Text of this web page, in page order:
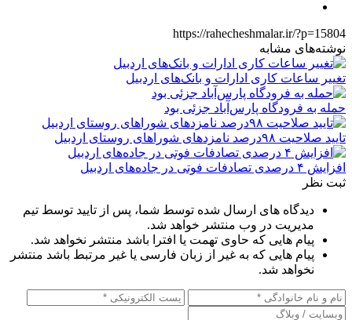
https://rahecheshmalar.ir/?p=15804
نوشته‌های مشابه
تغییر ساعات کاری ادارات و بانک‌های اردبیل
حمله به فرودگاه پارس‌‌آباد جزئی بود
تایید صلاحیت ۹۸درصد نامزدهای شوراهای روستای اردبیل
افزایش ۴ درصدی تصادفات فوتی در جاده‌های اردبیل
ثبت نظر
دیدگاه های ارسال شده توسط شما، پس از تایید توسط تیم
مدیریت در وب منتشر خواهد شد.
پیام هایی که حاوی تهمت یا افترا باشد منتشر نخواهد شد.
پیام هایی که به غیر از زبان فارسی یا غیر مرتبط باشد منتشر
نخواهد شد.